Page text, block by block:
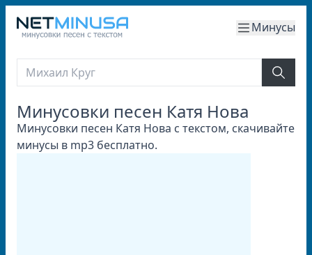
Минусы
Минусовки песен Катя Нова
Минусовки песен Катя Нова с текстом, скачивайте
минусы в mp3 бесплатно.